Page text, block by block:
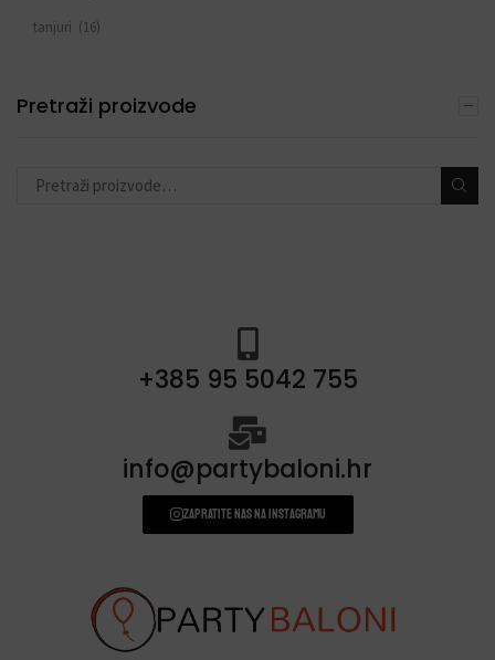
tanjuri (16)
čaše (12)
salvete (15)
Pretraži proizvode
+385 95 5042 755
info@partybaloni.hr
Zapratite nas na instagramu